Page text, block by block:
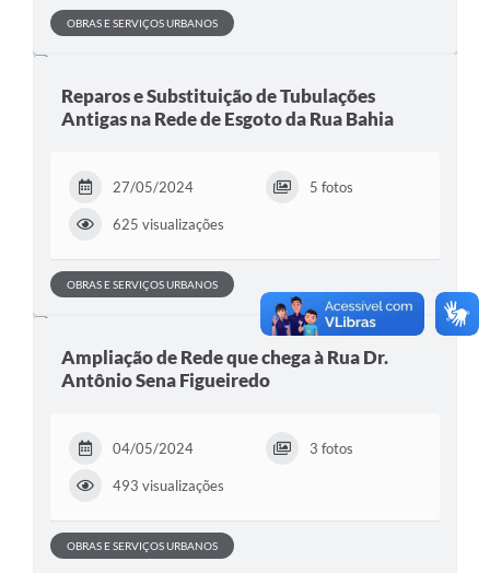
OBRAS E SERVIÇOS URBANOS
Reparos e Substituição de Tubulações
Antigas na Rede de Esgoto da Rua Bahia
27/05/2024 5 fotos
625 visualizações
OBRAS E SERVIÇOS URBANOS
Ampliação de Rede que chega à Rua Dr.
Antônio Sena Figueiredo
04/05/2024 3 fotos
493 visualizações
OBRAS E SERVIÇOS URBANOS